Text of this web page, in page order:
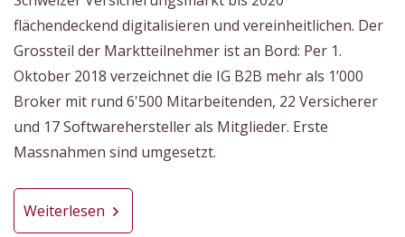
flächendeckend digitalisieren und vereinheitlichen. Der
Grossteil der Marktteilnehmer ist an Bord: Per 1.
Oktober 2018 verzeichnet die IG B2B mehr als 1’000
Broker mit rund 6'500 Mitarbeitenden, 22 Versicherer
und 17 Softwarehersteller als Mitglieder. Erste
Massnahmen sind umgesetzt.
Weiterlesen